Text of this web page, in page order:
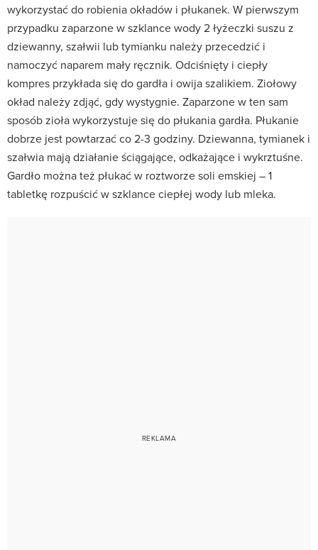
wykorzystać do robienia okładów i płukanek. W pierwszym
przypadku zaparzone w szklance wody 2 łyżeczki suszu z
dziewanny, szałwii lub tymianku należy przecedzić i
namoczyć naparem mały ręcznik. Odciśnięty i ciepły
kompres przykłada się do gardła i owija szalikiem. Ziołowy
okład należy zdjąć, gdy wystygnie. Zaparzone w ten sam
sposób zioła wykorzystuje się do płukania gardła. Płukanie
dobrze jest powtarzać co 2-3 godziny. Dziewanna, tymianek i
szałwia mają działanie ściągające, odkażające i wykrztuśne.
Gardło można też płukać w roztworze soli emskiej – 1
tabletkę rozpuścić w szklance ciepłej wody lub mleka.